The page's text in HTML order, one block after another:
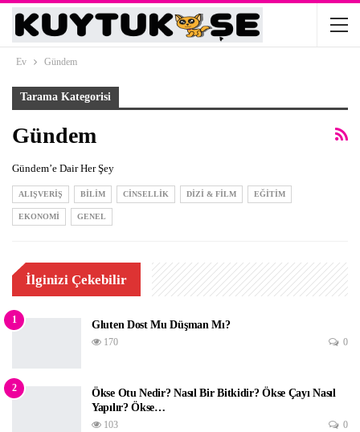
Ev Gündem
Tarama Kategorisi
Gündem
Gündem’e Dair Her Şey
ALIŞVERIŞ BILIM CINSELLIK DIZI & FILM EĞITIM
EKONOMI GENEL
İlginizi Çekebilir
1 Gluten Dost Mu Düşman Mı?
170 0
2
Ökse Otu Nedir? Nasıl Bir Bitkidir? Ökse Çayı Nasıl
Yapılır? Ökse…
103 0